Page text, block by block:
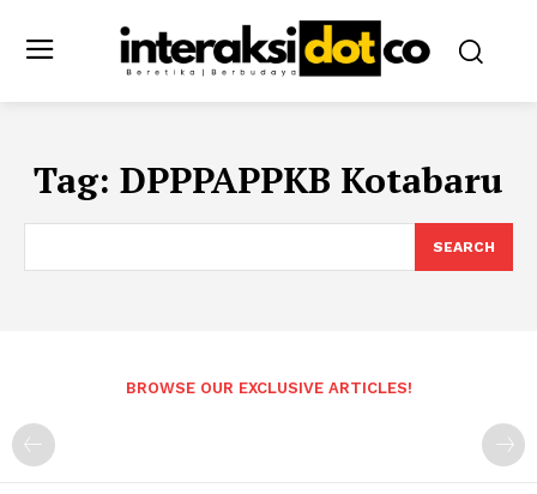
Tag: DPPPAPPKB Kotabaru
SEARCH
BROWSE OUR EXCLUSIVE ARTICLES!